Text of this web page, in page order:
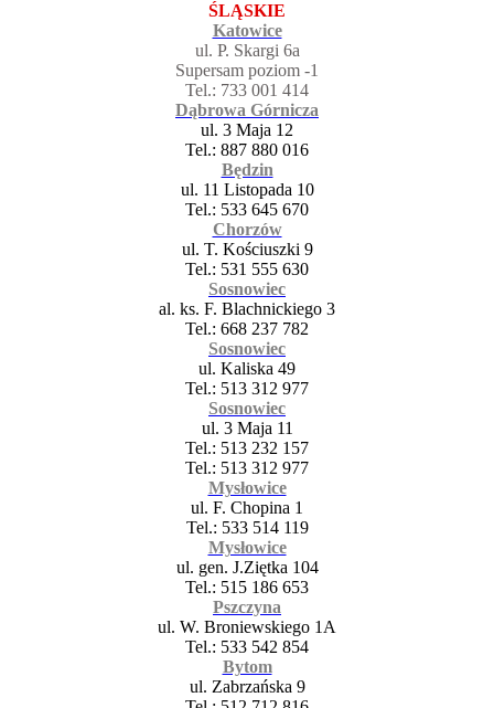
ŚLĄSKIE
Katowice
ul. P. Skargi 6a
Supersam poziom -1
Tel.: 733 001 414
Dąbrowa Górnicza
ul. 3 Maja 12
Tel.: 887 880 016
Będzin
ul. 11 Listopada 10
Tel.: 533 645 670
Chorzów
ul. T. Kościuszki 9
Tel.: 531 555 630
Sosnowiec
al. ks. F. Blachnickiego 3
Tel.: 668 237 782
Sosnowiec
ul. Kaliska 49
Tel.: 513 312 977
Sosnowiec
ul. 3 Maja 11
Tel.: 513 232 157
Tel.: 513 312 977
Mysłowice
ul. F. Chopina 1
Tel.: 533 514 119
Mysłowice
ul. gen. J.Ziętka 104
Tel.: 515 186 653
Pszczyna
ul. W. Broniewskiego 1A
Tel.: 533 542 854
Bytom
ul. Zabrzańska 9